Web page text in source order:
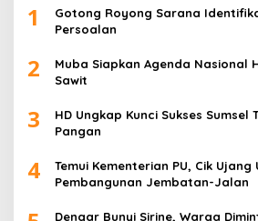
1
Gotong Royong Sarana
Persoalan
2
Muba Siapkan Agenda Nasional
Sawit
3
HD Ungkap Kunci Sukses Sumsel
Pangan
4
Temui Kementerian PU, Cik Ujang
Pembangunan Jembatan-Jalan
Dengar Bunyi Sirine, Warga